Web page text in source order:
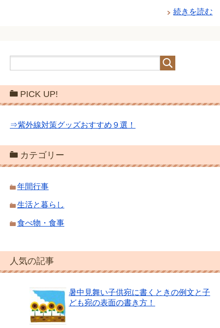
続きを読む
PICK UP!
⇒紫外線対策グッズおすすめ９選！
カテゴリー
年間行事
生活と暮らし
食べ物・食事
人気の記事
暑中見舞い子供宛に書くときの例文と子
ども宛の表面の書き方！